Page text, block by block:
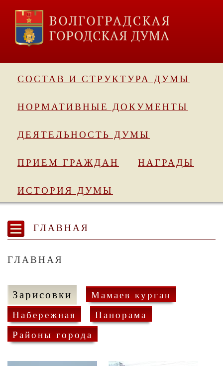
СОСТАВ И СТРУКТУРА ДУМЫ
НОРМАТИВНЫЕ ДОКУМЕНТЫ
ДЕЯТЕЛЬНОСТЬ ДУМЫ
ПРИЕМ ГРАЖДАН НАГРАДЫ
ИСТОРИЯ ДУМЫ
ГЛАВНАЯ
ГЛАВНАЯ
Зарисовки
Мамаев курган
Набережная
Панорама
Районы города